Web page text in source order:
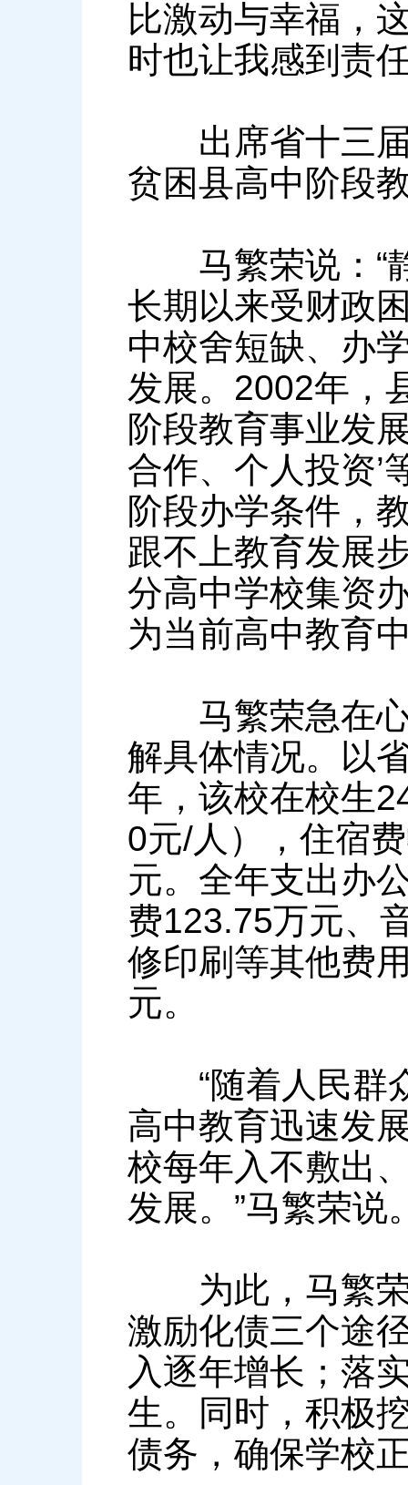
比激动与幸福，
时也让我感到责
出席省十三届
贫困县高中阶段
马繁荣说：“静
长期以来受财政
中校舍短缺、办
发展。2002年，
阶段教育事业发
合作、个人投资’
阶段办学条件，
跟不上教育发展
分高中学校集资
为当前高中教育
马繁荣急在心
解具体情况。以
年，该校在校生
0元/人），住宿
元。全年支出办
费123.75万元、
修印刷等其他费
元。
“随着人民群众
高中教育迅速发
校每年入不敷出
发展。”马繁荣说
为此，马繁荣
激励化债三个途
入逐年增长；落
生。同时，积极
债务，确保学校